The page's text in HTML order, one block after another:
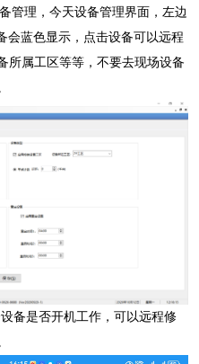
管理，今天设备管理界面，左边
会蓝色显示，点击设备可以远程
所属工区等等，不要去现场设备
备是否开机工作，可以远程修